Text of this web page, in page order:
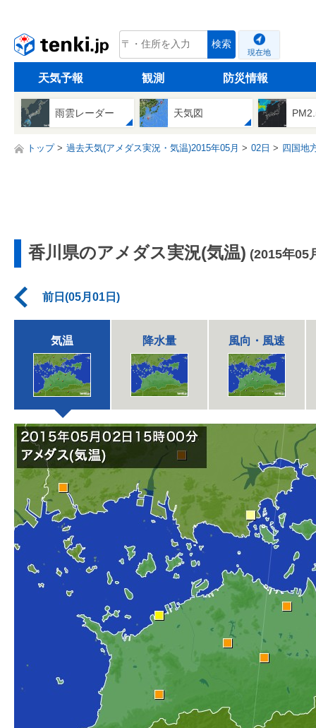
tenki.jp 検索
現在地
天気予報 観測 防災情報
雨雲レーダー 天気図
トップ 過去天気(アメダス実況・気温)2015年05月 02日 四国地
香川県のアメダス実況(気温) (2015年05
前日(05月01日)
気温 降水量 風向・風速